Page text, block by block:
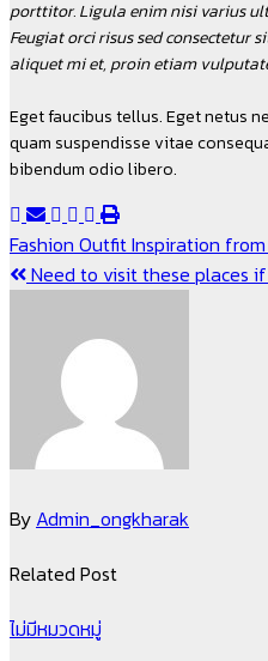
porttitor. Ligula enim nisi varius
Feugiat orci risus sed consectetur
aliquet mi et, proin etiam
Eget faucibus tellus. Eget netus
quam suspendisse vitae
bibendum odio libero.
แนะแนว
เรื่อง
Fashion Outfit Inspiration from
Need to visit these places
By Admin_ongkharak
Related Post
ไม่มีหมวดหมู่